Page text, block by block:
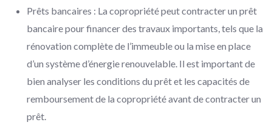
Prêts bancaires : La copropriété peut contracter un prêt
bancaire pour financer des travaux importants, tels que la
rénovation complète de l’immeuble ou la mise en place
d’un système d’énergie renouvelable. Il est important de
bien analyser les conditions du prêt et les capacités de
remboursement de la copropriété avant de contracter un
prêt.